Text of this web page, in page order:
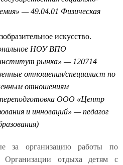
— 49.04.01 Физическая
искусство.
НОУ ВПО
рынка» — 120714
отношения/специалист по
отношениям
ООО «Центр
и инноваций» — педагог
за организацию работы по
Организации отдыха детям с